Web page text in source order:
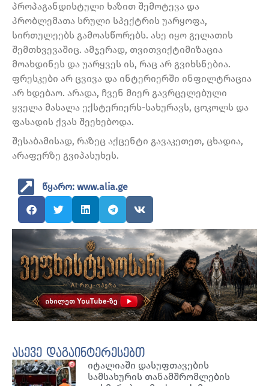
პროპაგანდისტული ხაზით შემოტევა და
პრობლემათა სრული სპექტრის უარყოფა,
სირთულეებს გამოასწორებს. ასე იყო გელათის
შემთხვევაშიც. ამჯერად, თვითვიქტიმიზაცია
მოახდინეს და უარყვეს ის, რაც არ გვიხსნებია.
ფრესკები არ ცვივა და ინტერიერში ინფილტრაცია
არ ხდებაო. არადა, ჩვენ მიერ გავრცელებული
ყველა მასალა ექსტერიერს-სახურავს, ცოკოლს და
ფასადის ქვას შეეხებოდა.
️შესაბამისად, რაზეც აქცენტი გავაკეთეთ, ცხადია,
არაფერზე გვიპასუხეს.
წყარო: www.alia.ge
ასევე დაგაინტერესებთ
იტალიაში დასუფთავების
სამსახურის თანამშრომლების